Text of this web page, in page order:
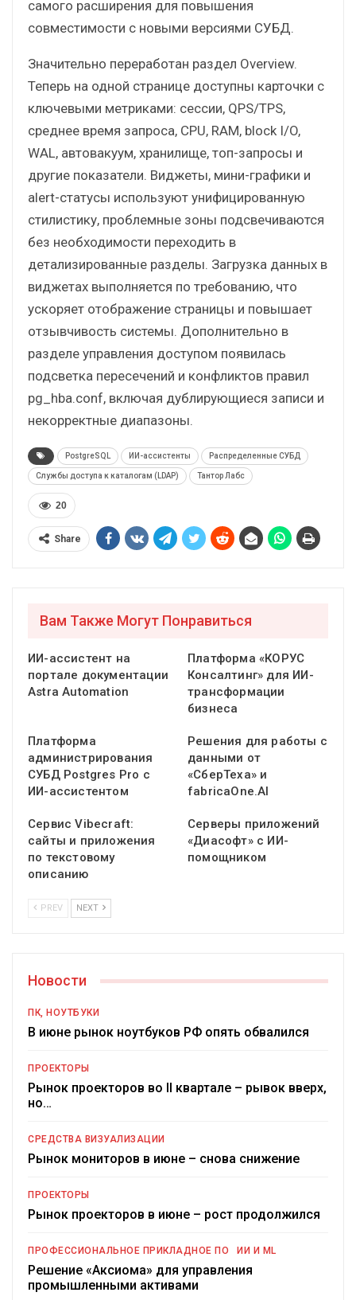
самого расширения для повышения
совместимости с новыми версиями СУБД.
Значительно переработан раздел Overview.
Теперь на одной странице доступны карточки с
ключевыми метриками: сессии, QPS/TPS,
среднее время запроса, CPU, RAM, block I/O,
WAL, автовакуум, хранилище, топ-запросы и
другие показатели. Виджеты, мини-графики и
alert-статусы используют унифицированную
стилистику, проблемные зоны подсвечиваются
без необходимости переходить в
детализированные разделы. Загрузка данных в
виджетах выполняется по требованию, что
ускоряет отображение страницы и повышает
отзывчивость системы. Дополнительно в
разделе управления доступом появилась
подсветка пересечений и конфликтов правил
pg_hba.conf, включая дублирующиеся записи и
некорректные диапазоны.
PostgreSQL ИИ-ассистенты Распределенные СУБД
Службы доступа к каталогам (LDAP) Тантор Лабс
20
Share
Вам Также Могут Понравиться
ИИ-ассистент на
портале документации
Astra Automation
Платформа «КОРУС
Консалтинг» для ИИ-
трансформации
бизнеса
Платформа
администрирования
СУБД Postgres Pro с
ИИ-ассистентом
Решения для работы с
данными от
«СберТеха» и
fabricaOne.AI
Сервис Vibecraft:
сайты и приложения
по текстовому
описанию
Серверы приложений
«Диасофт» с ИИ-
помощником
PREV NEXT
Новости
ПК, НОУТБУКИ
В июне рынок ноутбуков РФ опять обвалился
ПРОЕКТОРЫ
Рынок проекторов во II квартале – рывок вверх,
но…
СРЕДСТВА ВИЗУАЛИЗАЦИИ
Рынок мониторов в июне – снова снижение
ПРОЕКТОРЫ
Рынок проекторов в июне – рост продолжился
ПРОФЕССИОНАЛЬНОЕ ПРИКЛАДНОЕ ПО ИИ И ML
Решение «Аксиома» для управления
промышленными активами